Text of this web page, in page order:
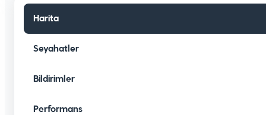
Harita
Seyahatler
Bildirimler
Performans